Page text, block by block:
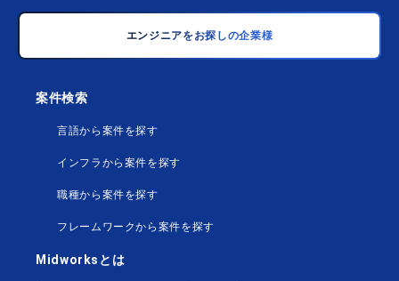
エンジニアをお探しの企業様
案件検索
言語から案件を探す
インフラから案件を探す
職種から案件を探す
フレームワークから案件を探す
Midworksとは